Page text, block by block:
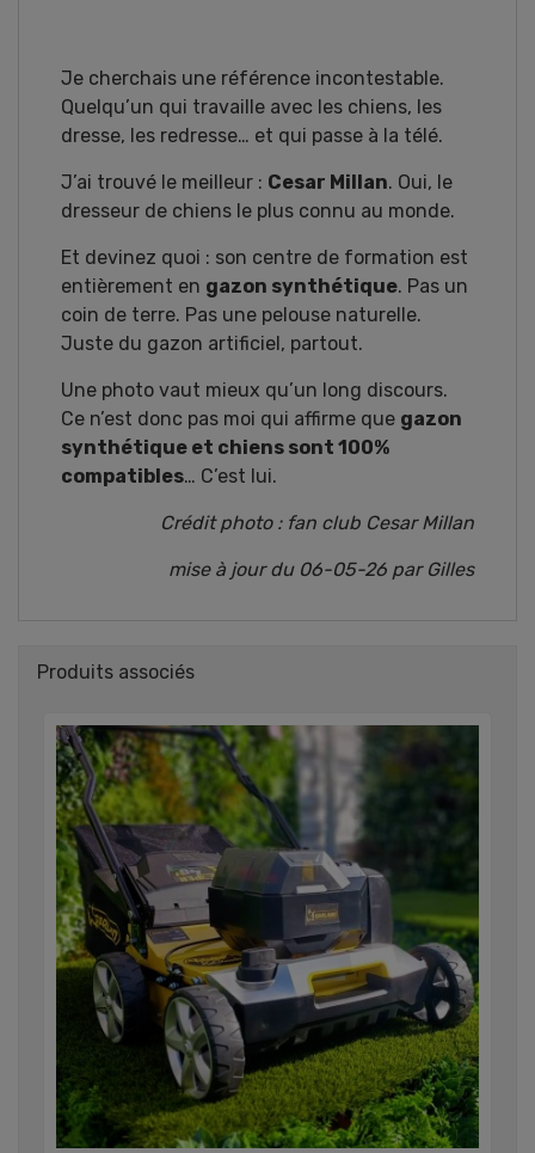
Je cherchais une référence incontestable.
Quelqu’un qui travaille avec les chiens, les
dresse, les redresse… et qui passe à la télé.
J’ai trouvé le meilleur : Cesar Millan. Oui, le
dresseur de chiens le plus connu au monde.
Et devinez quoi : son centre de formation est
entièrement en gazon synthétique. Pas un
coin de terre. Pas une pelouse naturelle.
Juste du gazon artificiel, partout.
Une photo vaut mieux qu’un long discours.
Ce n’est donc pas moi qui affirme que gazon
synthétique et chiens sont 100%
compatibles… C’est lui.
Crédit photo : fan club Cesar Millan
mise à jour du 06-05-26 par Gilles
Produits associés